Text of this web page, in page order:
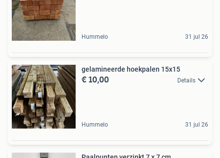
Hummelo 31 jul 26
gelamineerde hoekpalen 15x15
€ 10,00 Details
Hummelo 31 jul 26